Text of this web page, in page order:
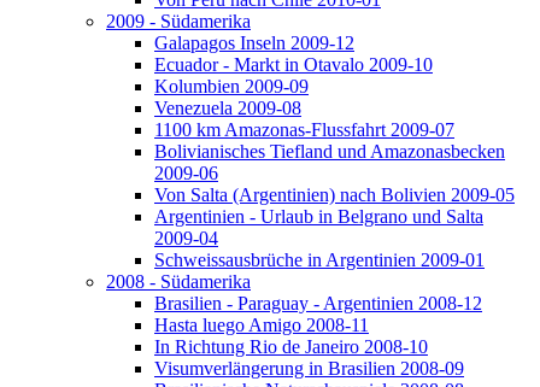
2009 - Südamerika
Galapagos Inseln 2009-12
Ecuador - Markt in Otavalo 2009-10
Kolumbien 2009-09
Venezuela 2009-08
1100 km Amazonas-Flussfahrt 2009-07
Bolivianisches Tiefland und Amazonasbecken
2009-06
Von Salta (Argentinien) nach Bolivien 2009-05
Argentinien - Urlaub in Belgrano und Salta
2009-04
Schweissausbrüche in Argentinien 2009-01
2008 - Südamerika
Brasilien - Paraguay - Argentinien 2008-12
Hasta luego Amigo 2008-11
In Richtung Rio de Janeiro 2008-10
Visumverlängerung in Brasilien 2008-09